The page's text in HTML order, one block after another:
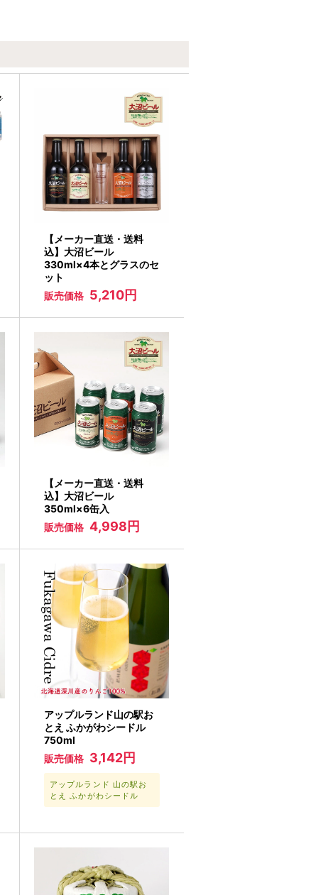
【メーカー直送・送料
込】大沼ビール
330ml×4本とグラスのセ
ット
販売価格 5,210円
【メーカー直送・送料
込】大沼ビール
350ml×6缶入
販売価格 4,998円
アップルランド山の駅お
とえ ふかがわシードル
750ml
販売価格 3,142円
アップルランド 山の駅お
とえ ふかがわシードル